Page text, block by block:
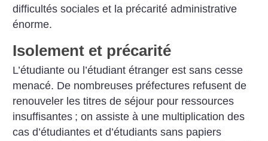
difficultés sociales et la précarité administrative
énorme.
Isolement et précarité
L’étudiante ou l’étudiant étranger est sans cesse
menacé. De nombreuses préfectures refusent de
renouveler les titres de séjour pour ressources
insuffisantes ; on assiste à une multiplication des
cas d’étudiantes et d’étudiants sans papiers